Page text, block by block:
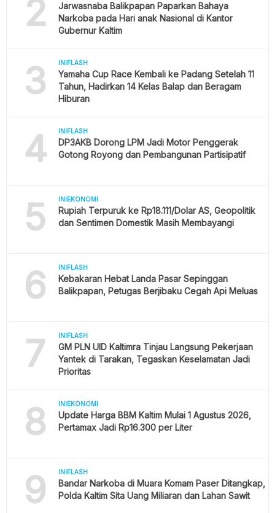
2
Jarwasnaba Balikpapan Paparkan Bahaya
Narkoba pada Hari anak Nasional di Kantor
Gubernur Kaltim
3 INIFLASH
Yamaha Cup Race Kembali ke Padang Setelah 11
Tahun, Hadirkan 14 Kelas Balap dan Beragam
Hiburan
4 INIFLASH
DP3AKB Dorong LPM Jadi Motor Penggerak
Gotong Royong dan Pembangunan Partisipatif
5 INIEKONOMI
Rupiah Terpuruk ke Rp18.111/Dolar AS, Geopolitik
dan Sentimen Domestik Masih Membayangi
6 INIFLASH
Kebakaran Hebat Landa Pasar Sepinggan
Balikpapan, Petugas Berjibaku Cegah Api Meluas
7 INIFLASH
GM PLN UID Kaltimra Tinjau Langsung Pekerjaan
Yantek di Tarakan, Tegaskan Keselamatan Jadi
Prioritas
8 INIEKONOMI
Update Harga BBM Kaltim Mulai 1 Agustus 2026,
Pertamax Jadi Rp16.300 per Liter
9 INIFLASH
Bandar Narkoba di Muara Komam Paser Ditangkap,
Polda Kaltim Sita Uang Miliaran dan Lahan Sawit